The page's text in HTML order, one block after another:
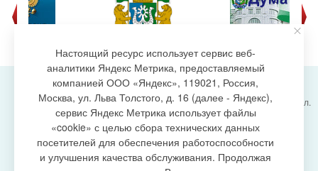
создание сайта
Администрация городского поселения Излучинск, ул.
Энергетиков, 6, пгт. Излучинск, Нижневартовский
район,
Ханты-Мансийский автономный округ-Югра
(Тюменская область), 628634
Сетевое изданиеhttps://www.gp-izluchinsk.ru
Настоящий ресурс использует сервис веб-
аналитики Яндекс Метрика, предоставляемый
компанией ООО «Яндекс», 119021, Россия,
Москва, ул. Льва Толстого, д. 16 (далее - Яндекс),
сервис Яндекс Метрика использует файлы
«cookie» с целью сбора технических данных
посетителей для обеспечения работоспособности
и улучшения качества обслуживания. Продолжая